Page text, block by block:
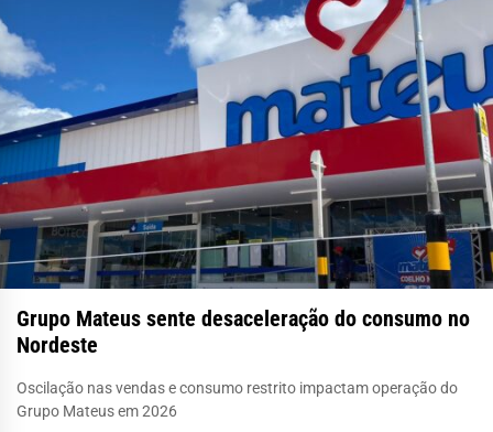
Grupo Mateus sente desaceleração do consumo no
Nordeste
Oscilação nas vendas e consumo restrito impactam operação do
Grupo Mateus em 2026